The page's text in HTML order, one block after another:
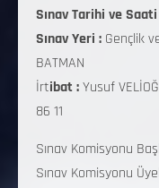
Sınav Tarihi ve
Sınav Yeri : Gençlik
BATMAN
İrtibat :Yusuf
86 11
Sınav Komisyonu
Sınav Komisyonu